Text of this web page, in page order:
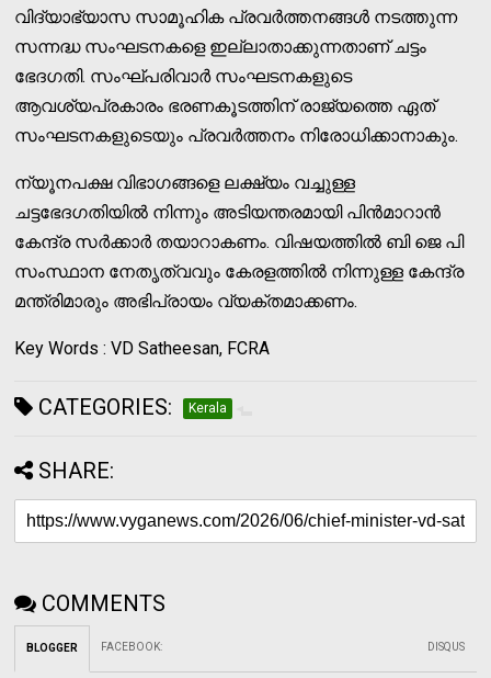
വിദ്യാഭ്യാസ സാമൂഹിക പ്രവര്‍ത്തനങ്ങള്‍ നടത്തുന്ന
സന്നദ്ധ സംഘടനകളെ ഇല്ലാതാക്കുന്നതാണ് ചട്ടം
ഭേദഗതി. സംഘ്പരിവാര്‍ സംഘടനകളുടെ
ആവശ്യപ്രകാരം ഭരണകൂടത്തിന് രാജ്യത്തെ ഏത്
സംഘടനകളുടെയും പ്രവര്‍ത്തനം നിരോധിക്കാനാകും.
ന്യൂനപക്ഷ വിഭാഗങ്ങളെ ലക്ഷ്യം വച്ചുള്ള
ചട്ടഭേദഗതിയില്‍ നിന്നും അടിയന്തരമായി പിന്‍മാറാന്‍
കേന്ദ്ര സര്‍ക്കാര്‍ തയാറാകണം. വിഷയത്തില്‍ ബി ജെ പി
സംസ്ഥാന നേതൃത്വവും കേരളത്തില്‍ നിന്നുള്ള കേന്ദ്ര
മന്ത്രിമാരും അഭിപ്രായം വ്യക്തമാക്കണം.
Key Words : VD Satheesan, FCRA
CATEGORIES: Kerala
SHARE:
COMMENTS
BLOGGER FACEBOOK: DISQUS